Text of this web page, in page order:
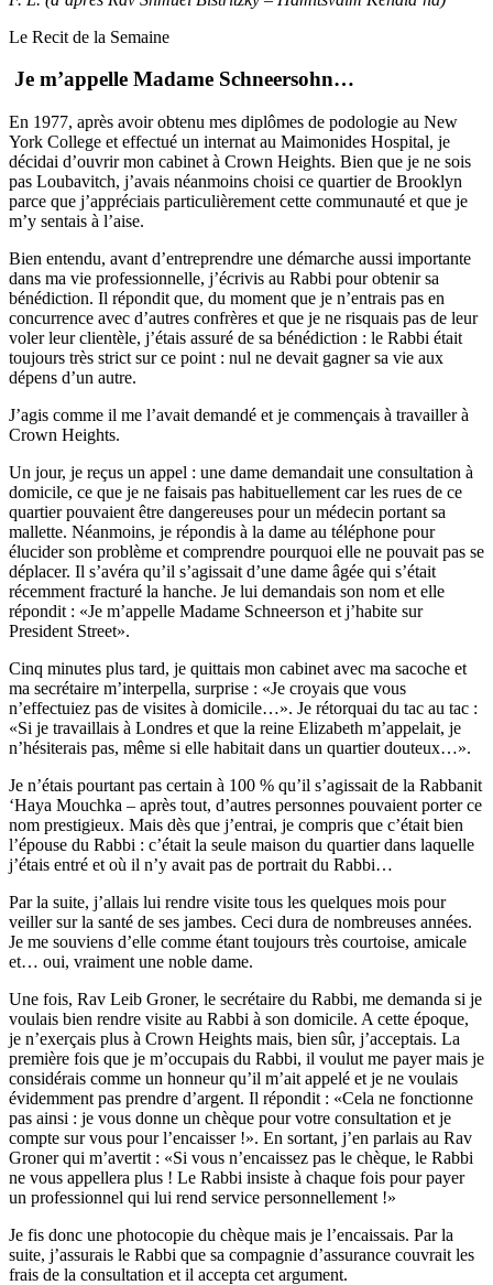
Le Recit de la Semaine
Je m’appelle Madame Schneersohn…
En 1977, après avoir obtenu mes diplômes de podologie au New
York College et effectué un internat au Maimonides Hospital, je
décidai d’ouvrir mon cabinet à Crown Heights. Bien que je ne sois
pas Loubavitch, j’avais néanmoins choisi ce quartier de Brooklyn
parce que j’appréciais particulièrement cette communauté et que je
m’y sentais à l’aise.
Bien entendu, avant d’entreprendre une démarche aussi importante
dans ma vie professionnelle, j’écrivis au Rabbi pour obtenir sa
bénédiction. Il répondit que, du moment que je n’entrais pas en
concurrence avec d’autres confrères et que je ne risquais pas de leur
voler leur clientèle, j’étais assuré de sa bénédiction : le Rabbi était
toujours très strict sur ce point : nul ne devait gagner sa vie aux
dépens d’un autre.
J’agis comme il me l’avait demandé et je commençais à travailler à
Crown Heights.
Un jour, je reçus un appel : une dame demandait une consultation à
domicile, ce que je ne faisais pas habituellement car les rues de ce
quartier pouvaient être dangereuses pour un médecin portant sa
mallette. Néanmoins, je répondis à la dame au téléphone pour
élucider son problème et comprendre pourquoi elle ne pouvait pas se
déplacer. Il s’avéra qu’il s’agissait d’une dame âgée qui s’était
récemment fracturé la hanche. Je lui demandais son nom et elle
répondit : «Je m’appelle Madame Schneerson et j’habite sur
President Street».
Cinq minutes plus tard, je quittais mon cabinet avec ma sacoche et
ma secrétaire m’interpella, surprise : «Je croyais que vous
n’effectuiez pas de visites à domicile…». Je rétorquai du tac au tac :
«Si je travaillais à Londres et que la reine Elizabeth m’appelait, je
n’hésiterais pas, même si elle habitait dans un quartier douteux…».
Je n’étais pourtant pas certain à 100 % qu’il s’agissait de la Rabbanit
‘Haya Mouchka – après tout, d’autres personnes pouvaient porter ce
nom prestigieux. Mais dès que j’entrai, je compris que c’était bien
l’épouse du Rabbi : c’était la seule maison du quartier dans laquelle
j’étais entré et où il n’y avait pas de portrait du Rabbi…
Par la suite, j’allais lui rendre visite tous les quelques mois pour
veiller sur la santé de ses jambes. Ceci dura de nombreuses années.
Je me souviens d’elle comme étant toujours très courtoise, amicale
et… oui, vraiment une noble dame.
Une fois, Rav Leib Groner, le secrétaire du Rabbi, me demanda si je
voulais bien rendre visite au Rabbi à son domicile. A cette époque,
je n’exerçais plus à Crown Heights mais, bien sûr, j’acceptais. La
première fois que je m’occupais du Rabbi, il voulut me payer mais je
considérais comme un honneur qu’il m’ait appelé et je ne voulais
évidemment pas prendre d’argent. Il répondit : «Cela ne fonctionne
pas ainsi : je vous donne un chèque pour votre consultation et je
compte sur vous pour l’encaisser !». En sortant, j’en parlais au Rav
Groner qui m’avertit : «Si vous n’encaissez pas le chèque, le Rabbi
ne vous appellera plus ! Le Rabbi insiste à chaque fois pour payer
un professionnel qui lui rend service personnellement !»
Je fis donc une photocopie du chèque mais je l’encaissais. Par la
suite, j’assurais le Rabbi que sa compagnie d’assurance couvrait les
frais de la consultation et il accepta cet argument.